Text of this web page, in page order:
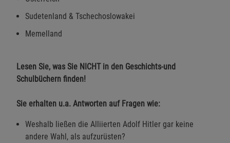
Sudetenland & Tschechoslowakei
Memelland
Lesen Sie, was Sie NICHT in den Geschichts-und
Schulbüchern finden!
Sie erhalten u.a. Antworten auf Fragen wie:
Weshalb ließen die Alliierten Adolf Hitler gar keine
andere Wahl, als aufzurüsten?